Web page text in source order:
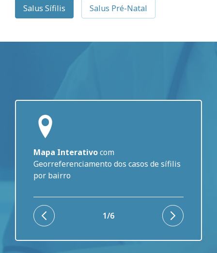
Salus Sífilis Salus Pré-Natal
Mapa Interativocom
Georreferenciamento dos casos de sífilis
por bairro
1/6